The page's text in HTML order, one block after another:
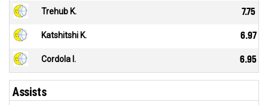
Trehub K. 7.75
Katshitshi K. 6.97
Cordola I. 6.95
Assists